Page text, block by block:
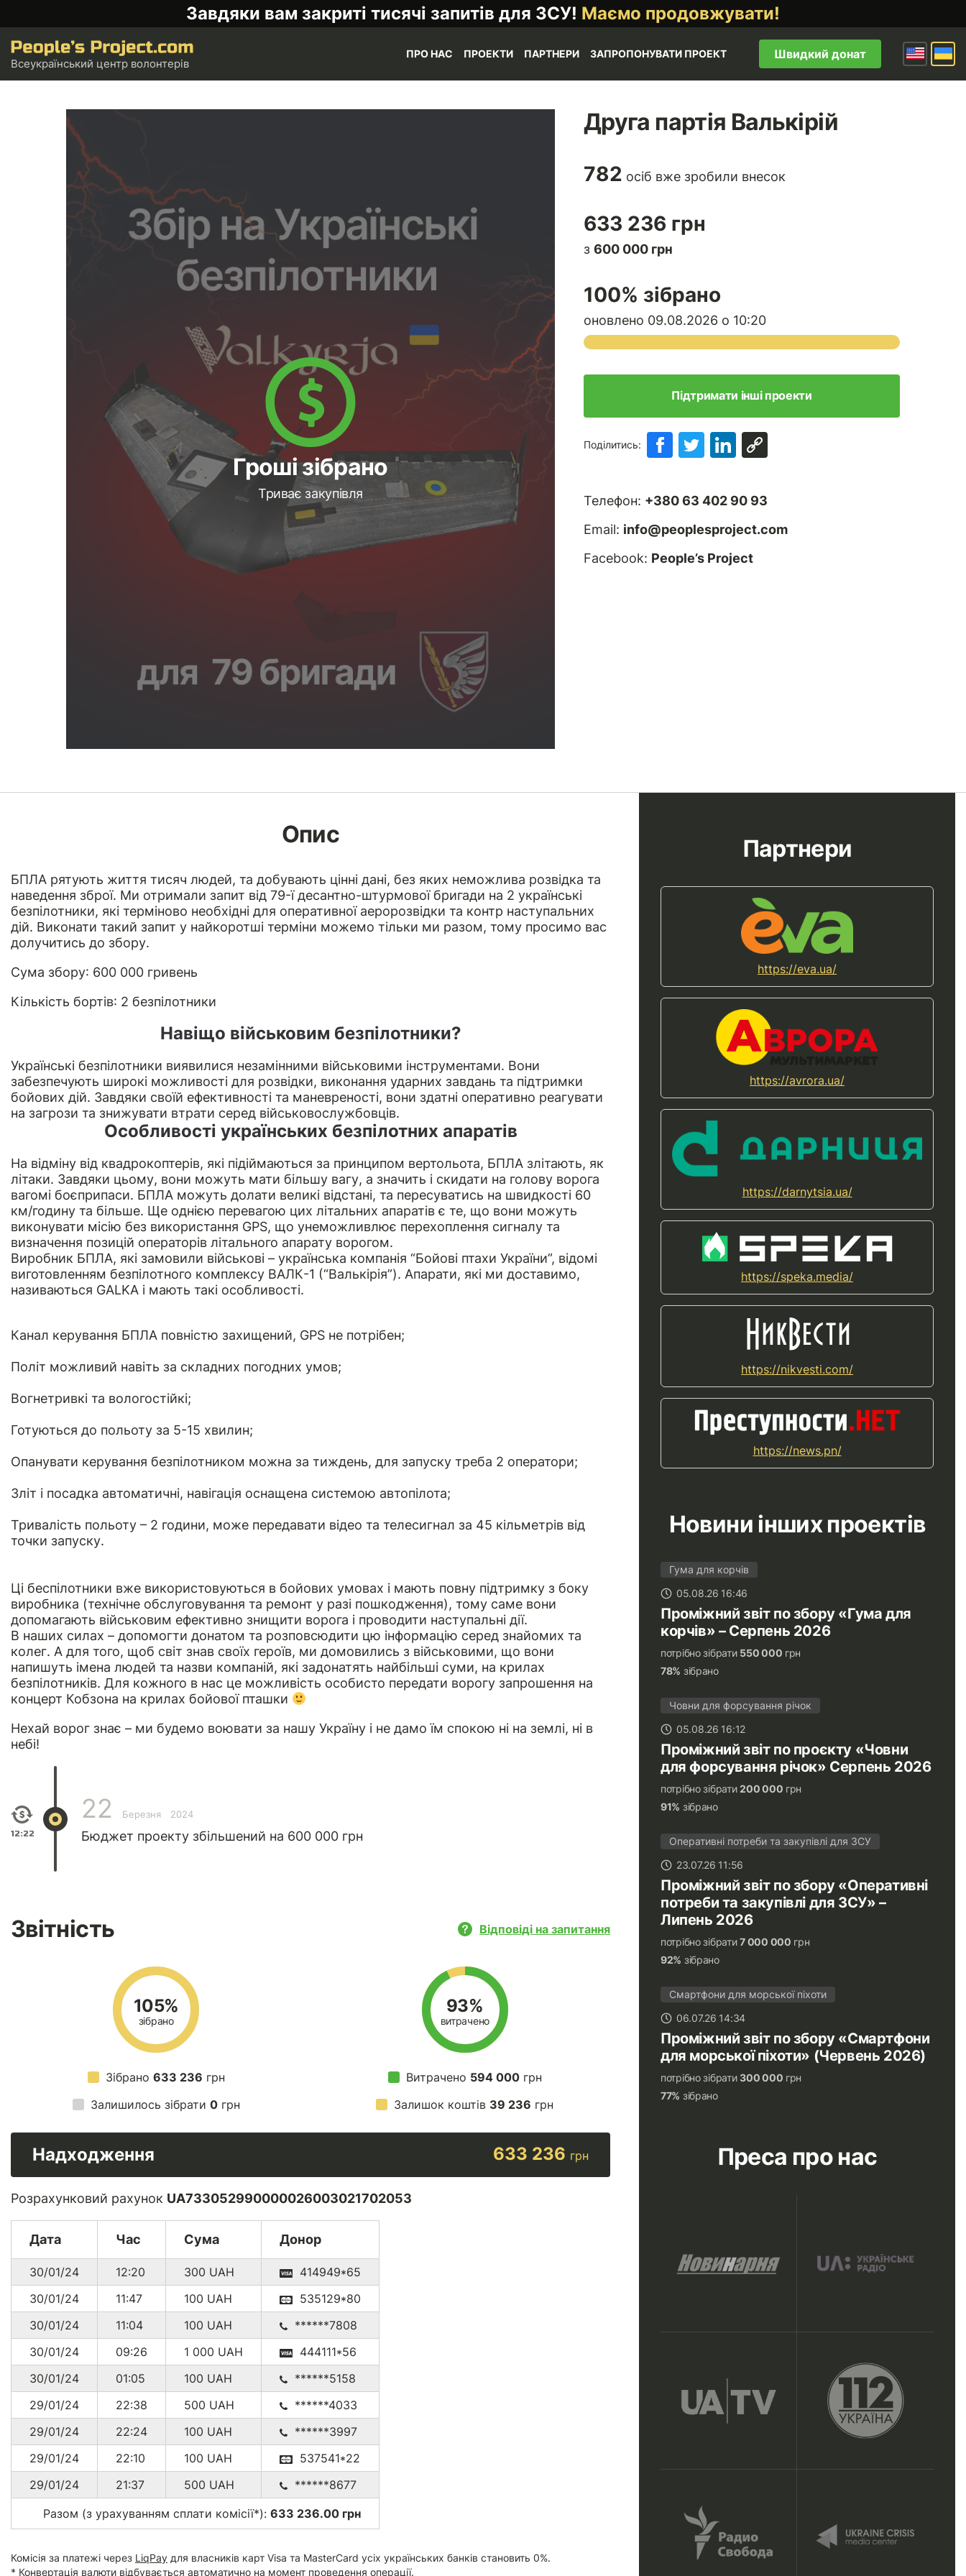
Завдяки вам закриті тисячі запитів для ЗСУ! Маємо продовжувати!
Всеукраїнський центр волонтерів
ПРО НАС ПРОЕКТИ ПАРТНЕРИ ЗАПРОПОНУВАТИ ПРОЕКТ Швидкий донат
Гроші зібрано
Триває закупівля
Друга партія Валькірій
782 осіб вже зробили внесок
633 236 грн
з 600 000 грн
100% зібрано
оновлено 09.08.2026 о 10:20
Підтримати інші проекти
Поділитись:
Телефон: +380 63 402 90 93
Email: info@peoplesproject.com
Facebook: People’s Project
Опис
БПЛА рятують життя тисяч людей, та добувають цінні дані, без яких неможлива розвідка та
наведення зброї. Ми отримали запит від 79-ї десантно-штурмової бригади на 2 українські
безпілотники, які терміново необхідні для оперативної аеророзвідки та контр наступальних
дій. Виконати такий запит у найкоротші терміни можемо тільки ми разом, тому просимо вас
долучитись до збору.
Сума збору: 600 000 гривень
Кількість бортів: 2 безпілотники
Навіщо військовим безпілотники?
Українські безпілотники виявилися незамінними військовими інструментами. Вони
забезпечують широкі можливості для розвідки, виконання ударних завдань та підтримки
бойових дій. Завдяки своїй ефективності та маневреності, вони здатні оперативно реагувати
на загрози та знижувати втрати серед військовослужбовців.
Особливості українських безпілотних апаратів
На відміну від квадрокоптерів, які підіймаються за принципом вертольота, БПЛА злітають, як
літаки. Завдяки цьому, вони можуть мати більшу вагу, а значить і скидати на голову ворога
вагомі боєприпаси. БПЛА можуть долати великі відстані, та пересуватись на швидкості 60
км/годину та більше. Ще однією перевагою цих літальних апаратів є те, що вони можуть
виконувати місію без використання GPS, що унеможливлює перехоплення сигналу та
визначення позицій операторів літального апарату ворогом.
Виробник БПЛА, які замовили військові – українська компанія “Бойові птахи України”, відомі
виготовленням безпілотного комплексу ВАЛК-1 (“Валькірія”). Апарати, які ми доставимо,
називаються GALKA і мають такі особливості.
Канал керування БПЛА повністю захищений, GPS не потрібен;
Політ можливий навіть за складних погодних умов;
Вогнетривкі та вологостійкі;
Готуються до польоту за 5-15 хвилин;
Опанувати керування безпілотником можна за тиждень, для запуску треба 2 оператори;
Зліт і посадка автоматичні, навігація оснащена системою автопілота;
Тривалість польоту – 2 години, може передавати відео та телесигнал за 45 кільметрів від
точки запуску.
Ці беспілотники вже використовуються в бойових умовах і мають повну підтримку з боку
виробника (технічне обслуговування та ремонт у разі пошкодження), тому саме вони
допомагають військовим ефективно знищити ворога і проводити наступальні дії.
В наших силах – допомогти донатом та розповсюдити цю інформацію серед знайомих та
колег. А для того, щоб світ знав своїх героїв, ми домовились з військовими, що вони
напишуть імена людей та назви компаній, які задонатять найбільші суми, на крилах
безпілотників. Для кожного в нас це можливість особисто передати ворогу запрошення на
концерт Кобзона на крилах бойової пташки
Нехай ворог знає – ми будемо воювати за нашу Україну і не дамо їм спокою ні на землі, ні в
небі!
12:22
22 Березня 2024
Бюджет проекту збільшений на 600 000 грн
Звітність Відповіді на запитання
105%
зібрано
Зібрано 633 236 грн
Залишилось зібрати 0грн
93%
витрачено
Витрачено 594 000грн
Залишок коштів 39 236 грн
Надходження 633 236 грн
Розрахунковий рахунок UA733052990000026003021702053
Дата Час Сума Донор
30/01/24 12:20 300 UAH
414949*65
30/01/24
11:47 100 UAH
535129*80
30/01/24
11:04 100 UAH
******7808
30/01/24
09:26 1 000 UAH
444111*56
30/01/24
01:05 100 UAH
******5158
29/01/24
22:38 500 UAH
******4033
29/01/24
22:24 100 UAH
******3997
29/01/24
22:10 100 UAH
537541*22
29/01/24
21:37 500 UAH
******8677
Разом (з урахуванням сплати комісії*): 633 236.00 грн
Комісія за платежі через LiqPay для власників карт Visa та MasterCard усіх українських банків становить 0%.
* Конвертація валюти відбувається автоматично на момент проведення операції.
Партнери
https://eva.ua/
https://avrora.ua/
https://darnytsia.ua/
https://speka.media/
https://nikvesti.com/
https://news.pn/
Новини інших проектів
Гума для корчів
05.08.26 16:46
Проміжний звіт по збору «Гума для
корчів» – Серпень 2026
потрібно зібрати 550 000 грн
78% зібрано
Човни для форсування річок
05.08.26 16:12
Проміжний звіт по проєкту «Човни
для форсування річок» Серпень 2026
потрібно зібрати200 000 грн
91% зібрано
Оперативні потреби та закупівлі для ЗСУ
23.07.26 11:56
Проміжний звіт по збору «Оперативні
потреби та закупівлі для ЗСУ» –
Липень 2026
потрібно зібрати7 000 000 грн
92% зібрано
Смартфони для морської піхоти
06.07.26 14:34
Проміжний звіт по збору «Смартфони
для морської піхоти» (Червень 2026)
потрібно зібрати300 000 грн
77% зібрано
Преса про нас